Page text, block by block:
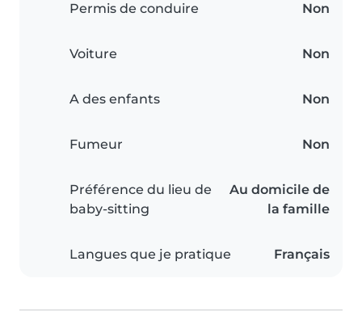
Permis de conduire Non
Voiture Non
A des enfants Non
Fumeur Non
Préférence du lieu de
baby-sitting
Au domicile de
la famille
Langues que je pratique Français